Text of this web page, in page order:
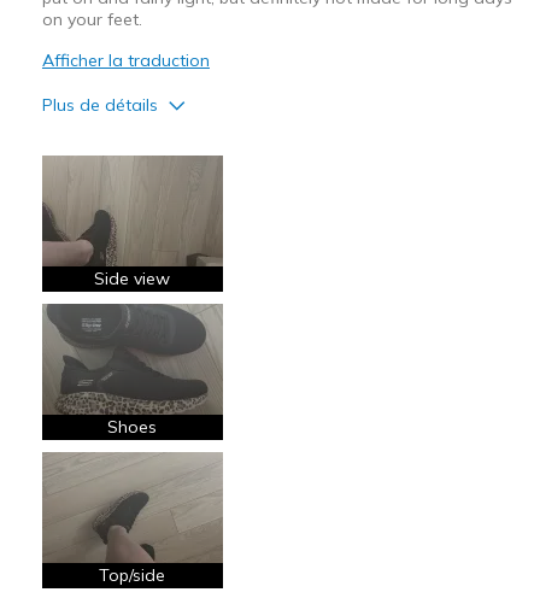
on your feet.
Afficher la traduction
Plus de détails
Breathe Well
Stylish
Le contre
Poor Cushioning
Les meilleures utilisations
Casual Wear
Feels true to width
Sizing
Feels true to size
View On Shoes
I'm Into Shoes
Side view
Shoes
Top/side